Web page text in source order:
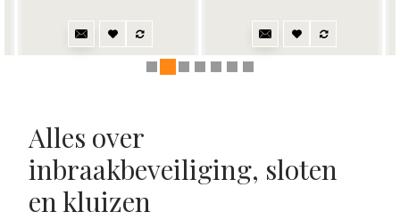
Alles over
inbraakbeveiliging, sloten
en kluizen